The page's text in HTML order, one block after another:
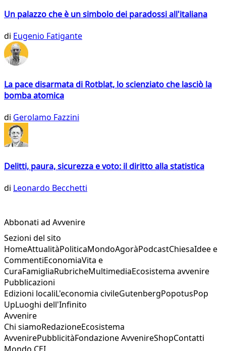
Un palazzo che è un simbolo dei paradossi all'italiana
di Eugenio Fatigante
La pace disarmata di Rotblat, lo scienziato che lasciò la
bomba atomica
di Gerolamo Fazzini
Delitti, paura, sicurezza e voto: il diritto alla statistica
di Leonardo Becchetti
Abbonati ad Avvenire
Sezioni del sito
HomeAttualitàPoliticaMondoAgoràPodcastChiesaIdee e
CommentiEconomiaVita e
CuraFamigliaRubricheMultimediaEcosistema avvenire
Pubblicazioni
Edizioni localiL'economia civileGutenbergPopotusPop
UpLuoghi dell'Infinito
Avvenire
Chi siamoRedazioneEcosistema
AvvenirePubblicitàFondazione AvvenireShopContatti